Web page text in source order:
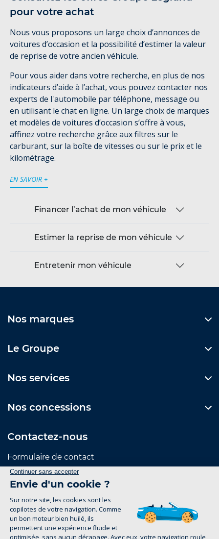
pour votre achat
Nous vous proposons un large choix d’annonces de
voitures d’occasion et la possibilité d’estimer la valeur
de reprise de votre ancien véhicule.
Pour vous aider dans votre recherche, en plus de nos
indicateurs d’aide à l’achat, vous pouvez contacter nos
experts de l'automobile par téléphone, message ou
en utilisant le chat en ligne. Un large choix de marques
et modèles de voitures d’occasion s’offre à vous,
affinez votre recherche grâce aux filtres sur le
carburant, sur la boîte de vitesses ou sur le prix et le
kilométrage.
EN SAVOIR +
Financer l’achat de mon véhicule
Estimer la reprise de mon véhicule
Entretenir mon véhicule
Nos marques
Le Groupe
Nos services
Nos concessions
Contactez-nous
Formulaire de contact
Suivez-nous
Mentions Légales
Politique de confidentialité